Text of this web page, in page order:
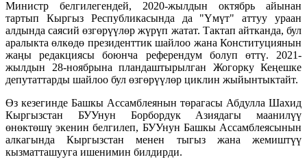
Министр белгилегендей, 2020-жылдын октябрь айынан
тартып Кыргыз Республикасында да "Үмүт" аттуу ураан
алдында саясий өзгөрүүлөр жүрүп жатат. Тактап айтканда, бул
аралыкта өлкөдө президенттик шайлоо жана Конституциянын
жаңы редакциясы боюнча референдум болуп өттү. 2021-
жылдын 28-ноябрына пландаштырылган Жогорку Кеңешке
депутаттарды шайлоо бул өзгөрүүлөр циклин жыйынтыктайт.
Өз кезегинде Башкы Ассамблеянын төрагасы Абдулла Шахид
Кыргызстан БУУнун Борбордук Азиядагы маанилүү
өнөктөшү экенин белгилеп, БУУнун Башкы Ассамблеясынын
алкагында Кыргызстан менен тыгыз жана жемиштүү
кызматташууга ишенимин билдирди.